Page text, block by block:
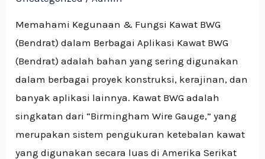
Memahami Kegunaan & Fungsi Kawat BWG
(Bendrat) dalam Berbagai Aplikasi Kawat BWG
(Bendrat) adalah bahan yang sering digunakan
dalam berbagai proyek konstruksi, kerajinan, dan
banyak aplikasi lainnya. Kawat BWG adalah
singkatan dari “Birmingham Wire Gauge,” yang
merupakan sistem pengukuran ketebalan kawat
yang digunakan secara luas di Amerika Serikat